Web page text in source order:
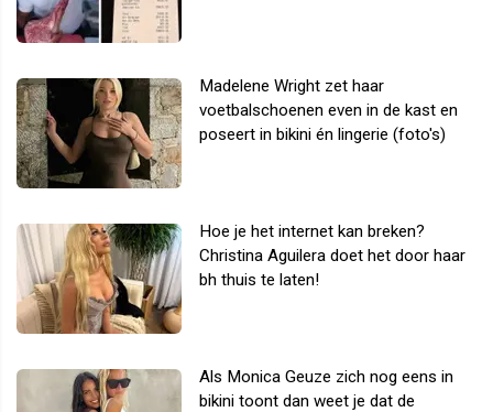
Madelene Wright zet haar
voetbalschoenen even in de kast en
poseert in bikini én lingerie (foto's)
Hoe je het internet kan breken?
Christina Aguilera doet het door haar
bh thuis te laten!
Als Monica Geuze zich nog eens in
bikini toont dan weet je dat de